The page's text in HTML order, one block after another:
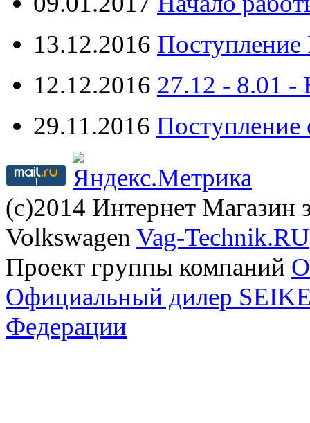
13.12.2016 Поступление
12.12.2016 27.12 -
29.11.2016 Поступление
(с)2014 Интернет Магазин
Volkswagen Vag-Technik.RU
Проект группы компаний
Официальный дилер
Федерации